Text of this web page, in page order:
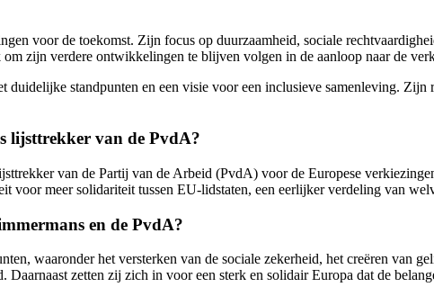
voor de toekomst. Zijn focus op duurzaamheid, sociale
zijn verdere ontwikkelingen te blijven volgen in de aanloop naar de
duidelijke standpunten en een visie voor een inclusieve samenleving.
lijsttrekker van de PvdA?
van de Partij van de Arbeid (PvdA) voor de Europese
voor meer solidariteit tussen EU-lidstaten, een eerlijker verdeling van
en de PvdA?
waaronder het versterken van de sociale zekerheid, het creëren van
zetten zij zich in voor een sterk en solidair Europa dat de